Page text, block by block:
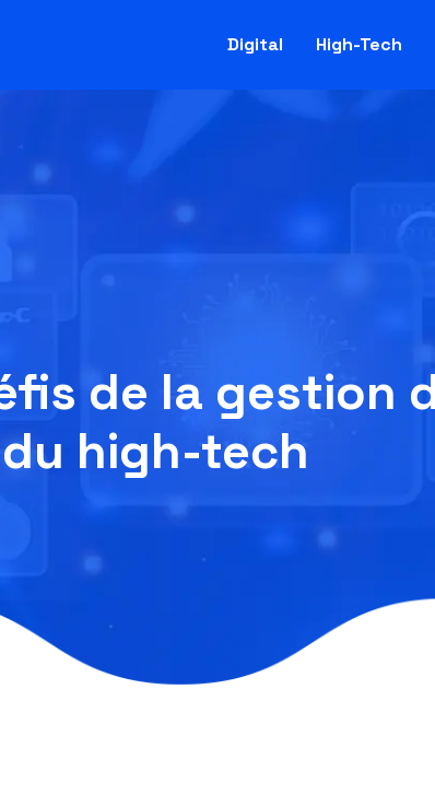
Digital High-Tech
de la gestion
du high-tech